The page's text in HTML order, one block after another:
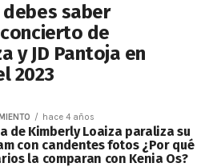
saber
de
y JD Pantoja en
2023
hace 4 años
de Kimberly Loaiza paraliza su
con candentes fotos ¿Por qué
la comparan con Kenia Os?